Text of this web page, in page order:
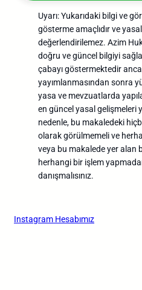
Uyarı: Yukarıdaki bilgi ve
gösterme amaçlıdır ve
değerlendirilemez. Azim
doğru ve güncel bilgiyi
çabayı göstermektedir
yayımlanmasından sonra
yasa ve mevzuatlarda
en güncel yasal gelişmeleri
nedenle, bu makaledeki
olarak görülmemeli ve
veya bu makalede yer alan
herhangi bir işlem
danışmalısınız.
Instagram Hesabımız